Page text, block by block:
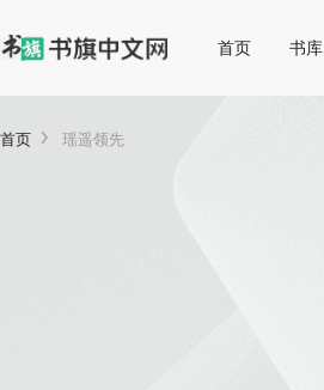
首页 书库
首页 瑶遥领先